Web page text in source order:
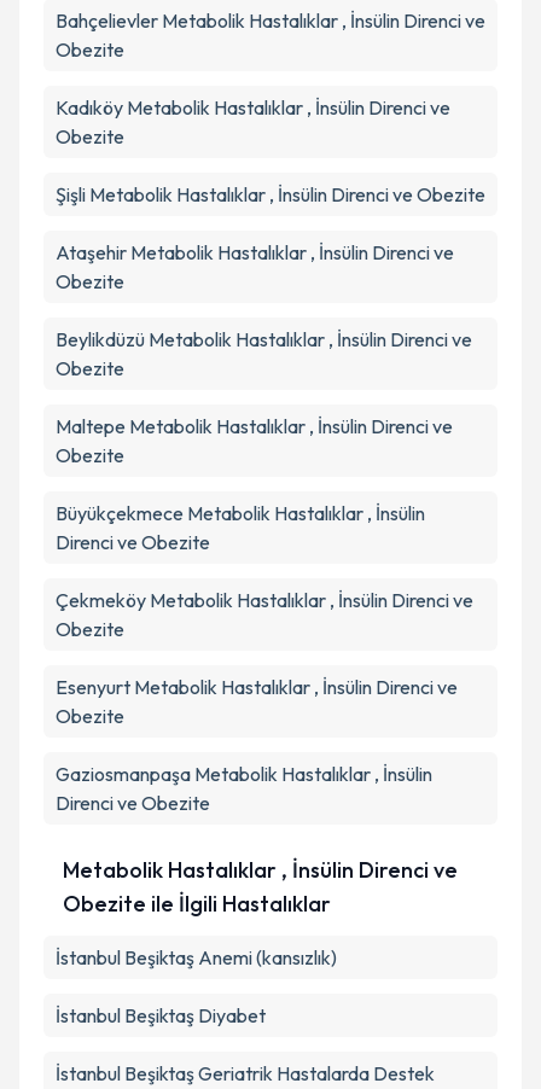
Bahçelievler Metabolik Hastalıklar , İnsülin Direnci ve
Obezite
Kadıköy Metabolik Hastalıklar , İnsülin Direnci ve
Obezite
Şişli Metabolik Hastalıklar , İnsülin Direnci ve Obezite
Ataşehir Metabolik Hastalıklar , İnsülin Direnci ve
Obezite
Beylikdüzü Metabolik Hastalıklar , İnsülin Direnci ve
Obezite
Maltepe Metabolik Hastalıklar , İnsülin Direnci ve
Obezite
Büyükçekmece Metabolik Hastalıklar , İnsülin
Direnci ve Obezite
Çekmeköy Metabolik Hastalıklar , İnsülin Direnci ve
Obezite
Esenyurt Metabolik Hastalıklar , İnsülin Direnci ve
Obezite
Gaziosmanpaşa Metabolik Hastalıklar , İnsülin
Direnci ve Obezite
Metabolik Hastalıklar , İnsülin Direnci ve
Obezite ile İlgili Hastalıklar
İstanbul Beşiktaş Anemi (kansızlık)
İstanbul Beşiktaş Diyabet
İstanbul Beşiktaş Geriatrik Hastalarda Destek